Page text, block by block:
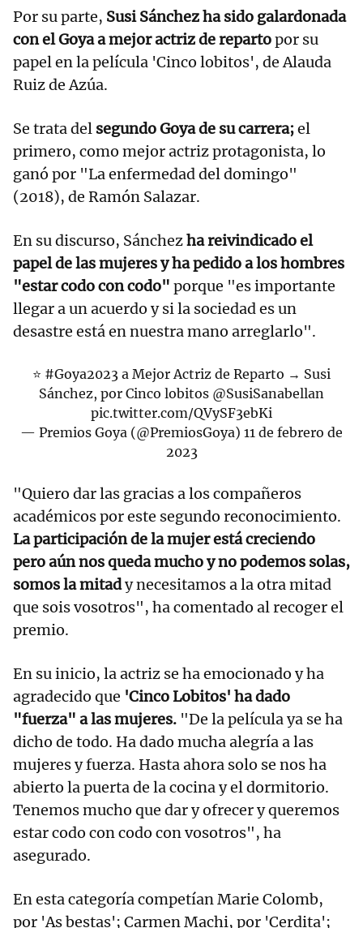
Por su parte, Susi Sánchez ha sido galardonada
con el Goya a mejor actriz de repartopor su
papel en la película 'Cinco lobitos', de Alauda
Ruiz de Azúa.
Se trata del segundo Goya de su carrera;el
primero, como mejor actriz protagonista, lo
ganó por "La enfermedad del domingo"
(2018), de Ramón Salazar.
En su discurso, Sánchezha reivindicado el
papel de las mujeres y ha pedido a los hombres
"estar codo con codo" porque "es importante
llegar a un acuerdo y si la sociedad es un
desastre está en nuestra mano arreglarlo".
⭐️ #Goya2023 a Mejor Actriz de Reparto → Susi
Sánchez, por Cinco lobitos @SusiSanabellan
pic.twitter.com/QVySF3ebKi
— Premios Goya (@PremiosGoya) 11 de febrero de
2023
"Quiero dar las gracias a los compañeros
académicos por este segundo reconocimiento.
La participación de la mujer está creciendo
pero aún nos queda mucho y no podemos solas,
somos la mitady necesitamos a la otra mitad
que sois vosotros", ha comentado al recoger el
premio.
En su inicio, la actriz se ha emocionado y ha
agradecido que 'Cinco Lobitos' ha dado
"fuerza" a las mujeres. "De la película ya se ha
dicho de todo. Ha dado mucha alegría a las
mujeres y fuerza. Hasta ahora solo se nos ha
abierto la puerta de la cocina y el dormitorio.
Tenemos mucho que dar y ofrecer y queremos
estar codo con codo con vosotros", ha
asegurado.
En esta categoría competían Marie Colomb,
por 'As bestas'; Carmen Machi, por 'Cerdita';